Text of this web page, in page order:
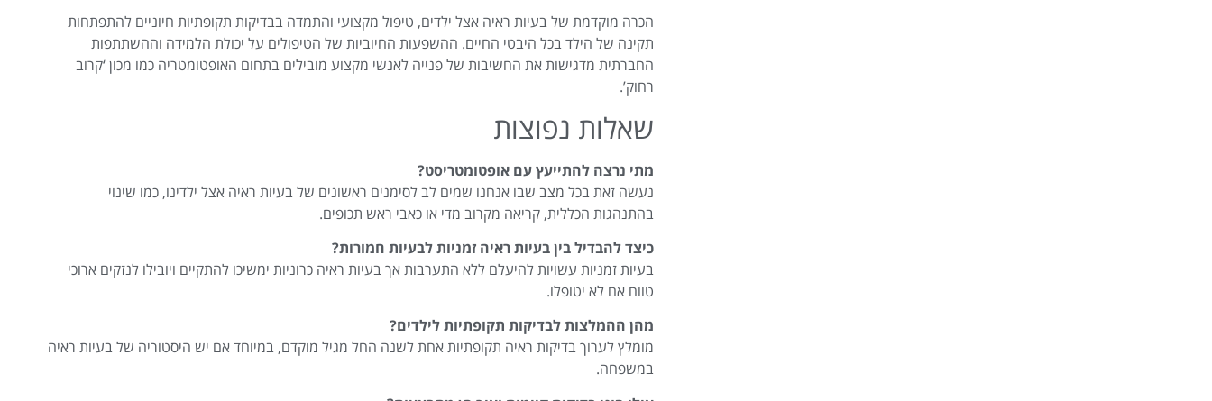
הכרה מוקדמת של בעיות ראיה אצל ילדים, טיפול מקצועי והתמדה בבדיקות תקופתיות חיוניים להתפתחות
תקינה של הילד בכל היבטי החיים. ההשפעות החיוביות של הטיפולים על יכולת הלמידה וההשתתפות
החברתית מדגישות את החשיבות של פנייה לאנשי מקצוע מובילים בתחום האופטומטריה כמו מכון ‘קרוב
רחוק’.
שאלות נפוצות
מתי נרצה להתייעץ עם אופטומטריסט?
נעשה זאת בכל מצב שבו אנחנו שמים לב לסימנים ראשונים של בעיות ראיה אצל ילדינו, כמו שינוי
בהתנהגות הכללית, קריאה מקרוב מדי או כאבי ראש תכופים.
כיצד להבדיל בין בעיות ראיה זמניות לבעיות חמורות?
בעיות זמניות עשויות להיעלם ללא התערבות אך בעיות ראיה כרוניות ימשיכו להתקיים ויובילו לנזקים ארוכי
טווח אם לא יטופלו.
מהן ההמלצות לבדיקות תקופתיות לילדים?
מומלץ לערוך בדיקות ראיה תקופתיות אחת לשנה החל מגיל מוקדם, במיוחד אם יש היסטוריה של בעיות ראיה
במשפחה.